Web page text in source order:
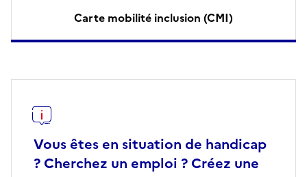
Carte mobilité inclusion (CMI)
Vous êtes en situation de handicap
? Cherchez un emploi ? Créez une